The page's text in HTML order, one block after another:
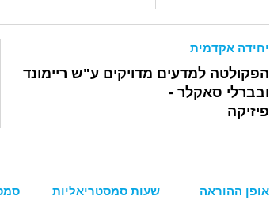
יחידה אקדמית
הפקולטה למדעים מדויקים ע"ש ריימונד
ובברלי סאקלר -
פיזיקה
אופן ההוראה שעות סמסטריאליות